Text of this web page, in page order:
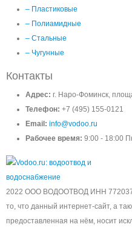
– Пластиковые
– Полиамидные
– Стальные
– Чугунные
Контакты
Адрес: г. Наро-Фоминск,
Телефон: +7 (495) 155-0121
Email: info@vodoo.ru
Рабочее время: 9:00 - 18:00
2022 ООО ВОДООТВОД ИНН
то, что данный интернет-сайт, а
предоставленная на нём, носит